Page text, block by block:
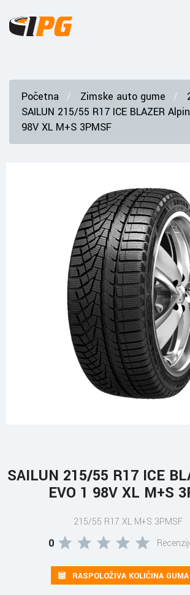
Početna Zimske auto gume
SAILUN 215/55 R17 ICE BLAZER
98V XL M+S 3PMSF
SAILUN 215/55 R17 ICE
EVO 1 98V XL M+S
215/55 R17 XL M+S 3PMSF
0
RASPOLOŽIVA KOLIČINA GUMA